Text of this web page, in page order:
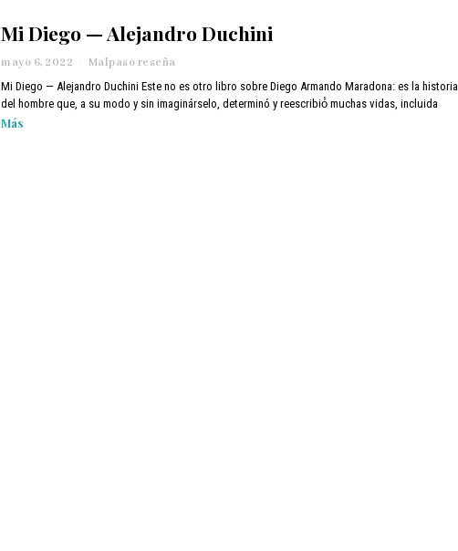
Mi Diego — Alejandro Duchini
mayo 6, 2022
o
Malpaso reseña
Mi Diego — Alejandro Duchini Este no es otro libro sobre Diego Armando Maradona: es la historia
del hombre que, a su modo y sin imaginárselo, determinó y reescribió́ muchas vidas, incluida
Más